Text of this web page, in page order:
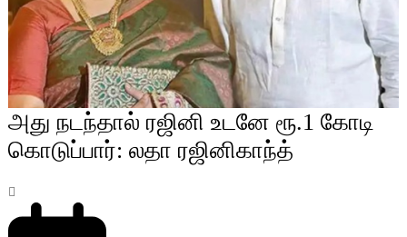
அது நடந்தால் ரஜினி உடனே ரூ.1 கோடி
கொடுப்பார்: லதா ரஜினிகாந்த்